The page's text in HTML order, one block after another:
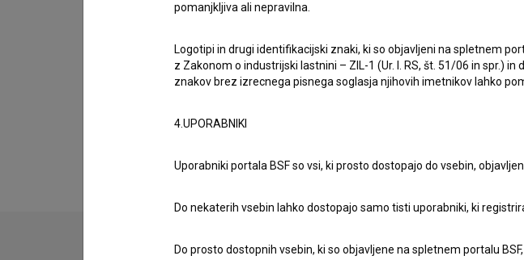
Filmografija (2)
Razširjeni podatki
pomanjkljiva ali nepravilna.
Logotipi in drugi identifikacijski znaki, ki so objavljeni na spletnem
z Zakonom o industrijski lastnini – ZIL-1 (Ur. l. RS, št. 51/06 in spr.)
znakov brez izrecnega pisnega soglasja njihovih imetnikov lahko
4.UPORABNIKI
Uporabniki portala BSF so vsi, ki prosto dostopajo do vsebin,
Do nekaterih vsebin lahko dostopajo samo tisti uporabniki, ki
Do prosto dostopnih vsebin, ki so objavljene na spletnem portalu